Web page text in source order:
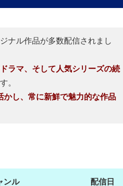
ナル作品が多数配信されまし
ラマ、そして人気シリーズの続
。
かし、常に新鮮で魅力的な作品
ンル 配信日